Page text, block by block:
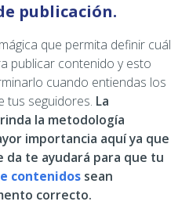
publicación.
que permita definir cuál
publicar contenido y esto
cuando entiendas los
tus seguidores. La
la metodología
importancia aquí ya que
da te ayudará para que tu
contenidos sean
correcto.